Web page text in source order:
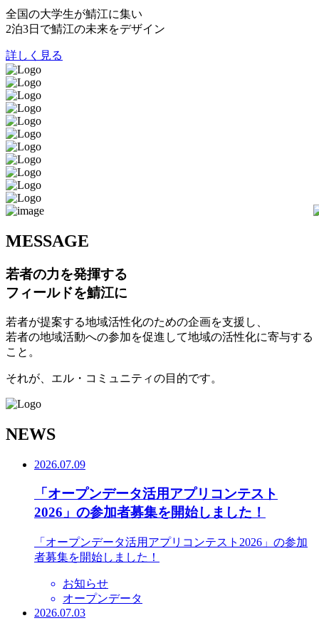
全国の大学生が鯖江に集い
2泊3日で鯖江の未来をデザイン
詳しく見る
MESSAGE
若者の力を発揮する
フィールドを鯖江に
若者が提案する地域活性化のための企画を支援し、
若者の地域活動への参加を促進して地域の活性化に寄与する
こと。
それが、エル・コミュニティの目的です。
NEWS
2026.07.09
「オープンデータ活用アプリコンテスト
2026」の参加者募集を開始しました！
「オープンデータ活用アプリコンテスト2026」の参加
者募集を開始しました！
お知らせ
オープンデータ
2026.07.03